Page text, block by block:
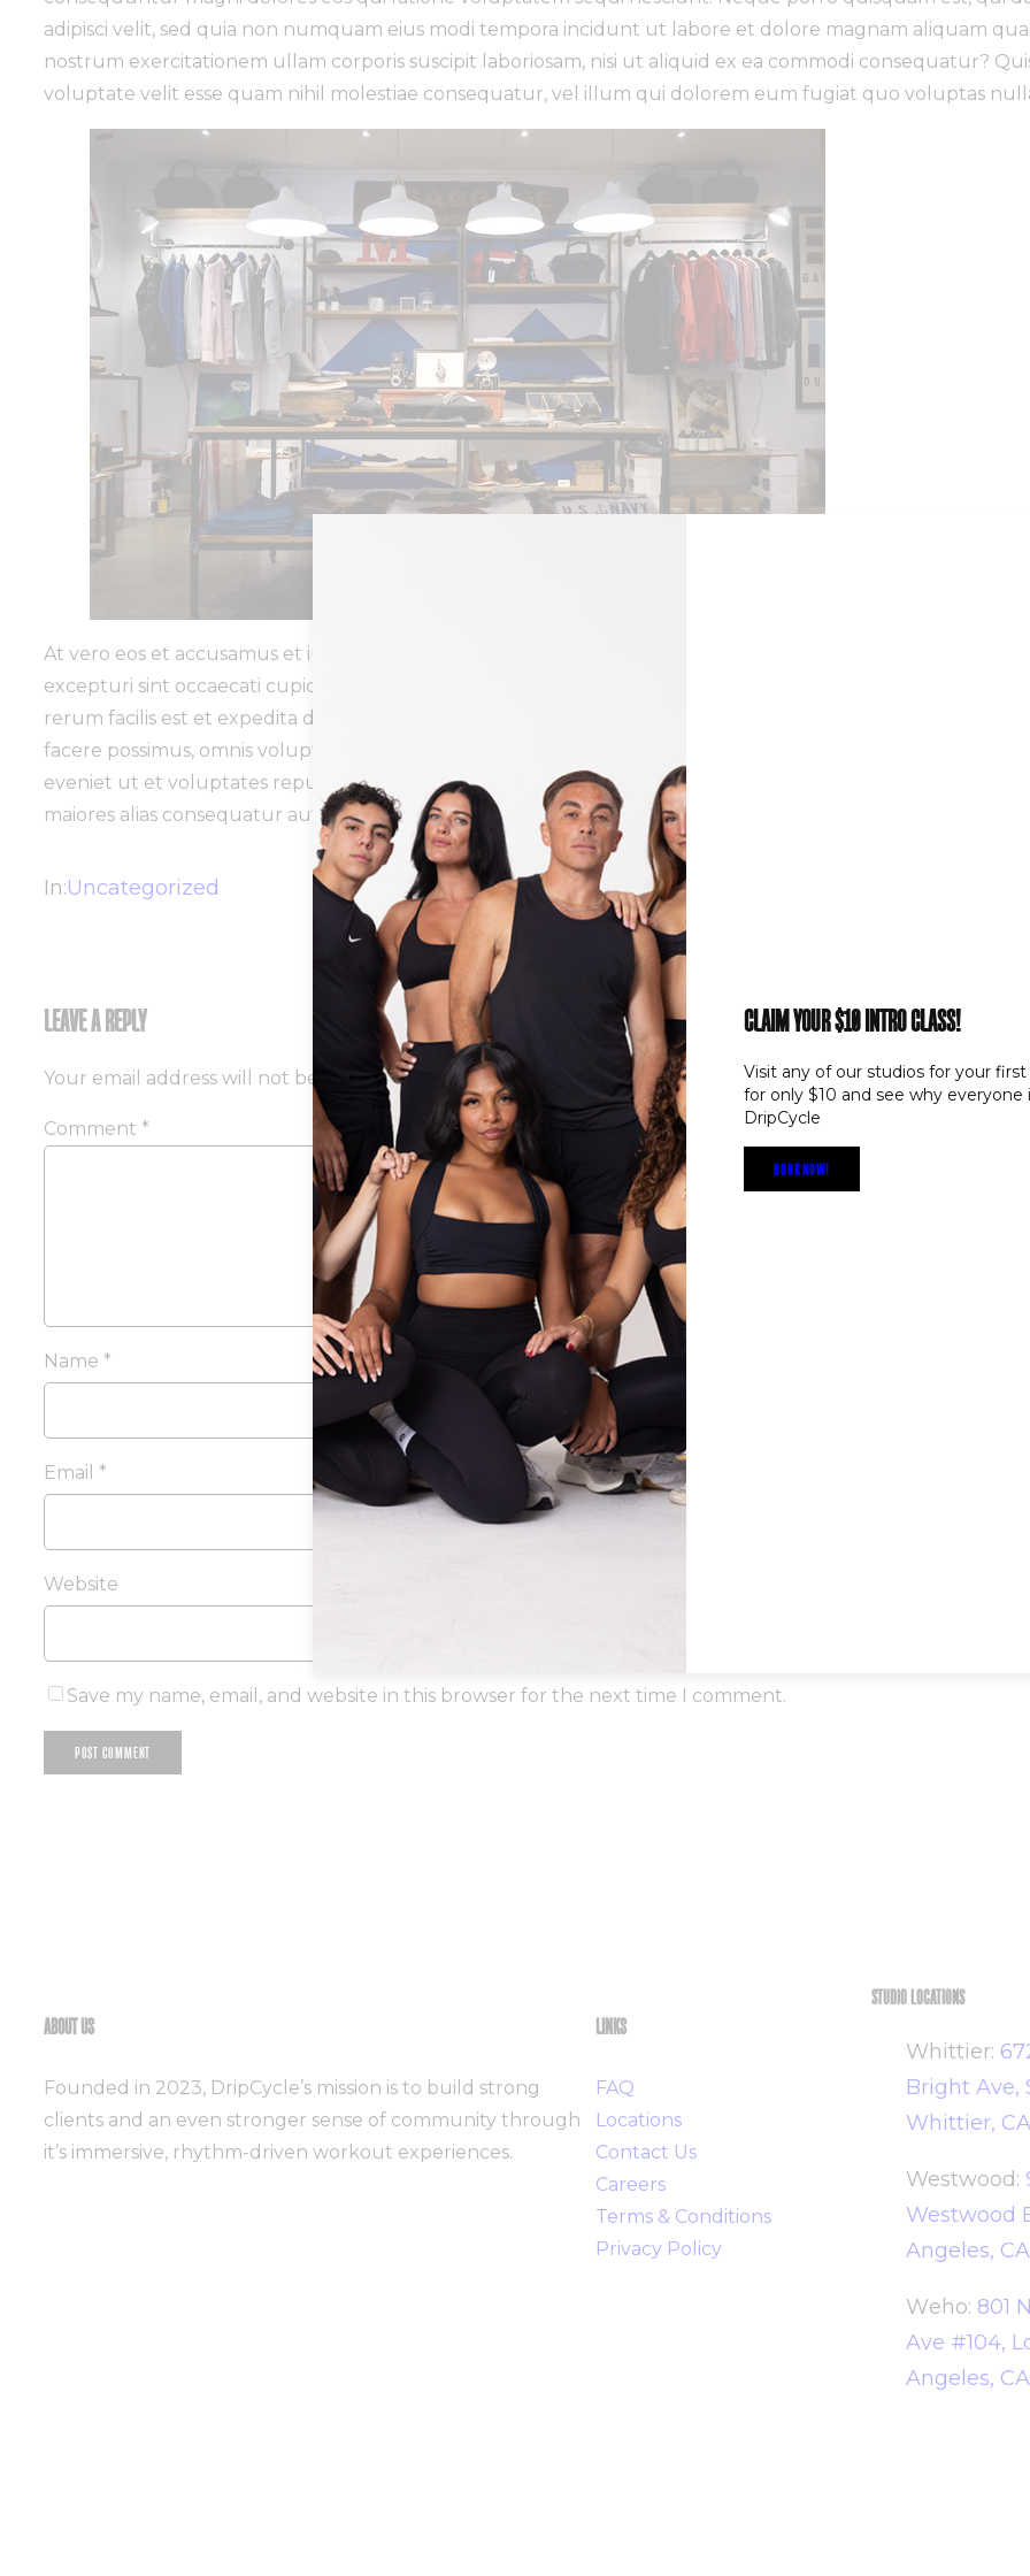
adipisci velit, sed quia non numquam eius modi tempora incidunt ut labore et dolore magnam aliquam
nostrum exercitationem ullam corporis suscipit laboriosam, nisi ut aliquid ex ea commodi consequatur?
voluptate velit esse quam nihil molestiae consequatur, vel illum qui dolorem eum fugiat quo voluptas
At vero eos et accusamus et iusto odio dignissimos ducimus qui blanditiis praesentium voluptatum
excepturi sint occaecati cupiditate non provident, similique sunt in culpa qui officia deserunt mollitia
rerum facilis est et expedita distinctio. Nam libero tempore, cum soluta nobis est eligendi optio cumque
facere possimus, omnis voluptas assumenda est, omnis dolor repellendus. Temporibus autem quibusdam
eveniet ut et voluptates repudiandae sint et molestiae non recusandae. Itaque earum rerum hic tenetur
maiores alias consequatur aut perferendis doloribus asperiores repellat.
In:Uncategorized
LEAVE A REPLY
Your email address will not be published. Required fields are marked*
Comment *
Name *
Email *
Website
Save my name, email, and website in this browser for the next time I comment.
ABOUT US
Founded in 2023, DripCycle’s mission is to build strong
clients and an even stronger sense of community through
it’s immersive, rhythm-driven workout experiences.
LINKS
FAQ
Locations
Contact Us
Careers
Terms & Conditions
Privacy Policy
STUDIO LOCATIONS
Whittier:
Bright Ave,
Whittier,
Westwood:
Westwood
Angeles,
Weho: 801
Ave #104,
Angeles,
CLAIM YOUR $10 INTRO CLASS!
Visit any of our studios for your
for only $10 and see why everyone
DripCycle
BOOK NOW!